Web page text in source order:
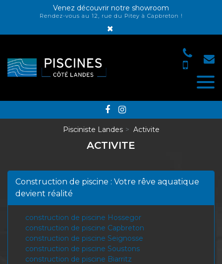
Venez découvrir notre showroom
Rendez-vous au 12, rue du Pitey à Capbreton !
×
Pisciniste Landes Activite
ACTIVITE
Construction de piscine : Votre rêve aquatique
devient réalité
construction de piscine Hossegor
construction de piscine Capbreton
construction de piscine Seignosse
construction de piscine Soustons
construction de piscine Biarritz
Panneau de gestion des cookies